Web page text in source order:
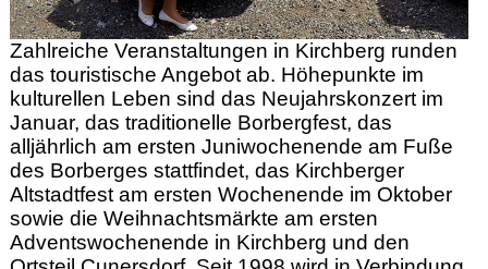
Zahlreiche Veranstaltungen in Kirchberg runden
das touristische Angebot ab. Höhepunkte im
kulturellen Leben sind das Neujahrskonzert im
Januar, das traditionelle Borbergfest, das
alljährlich am ersten Juniwochenende am Fuße
des Borberges stattfindet, das Kirchberger
Altstadtfest am ersten Wochenende im Oktober
sowie die Weihnachtsmärkte am ersten
Adventswochenende in Kirchberg und den